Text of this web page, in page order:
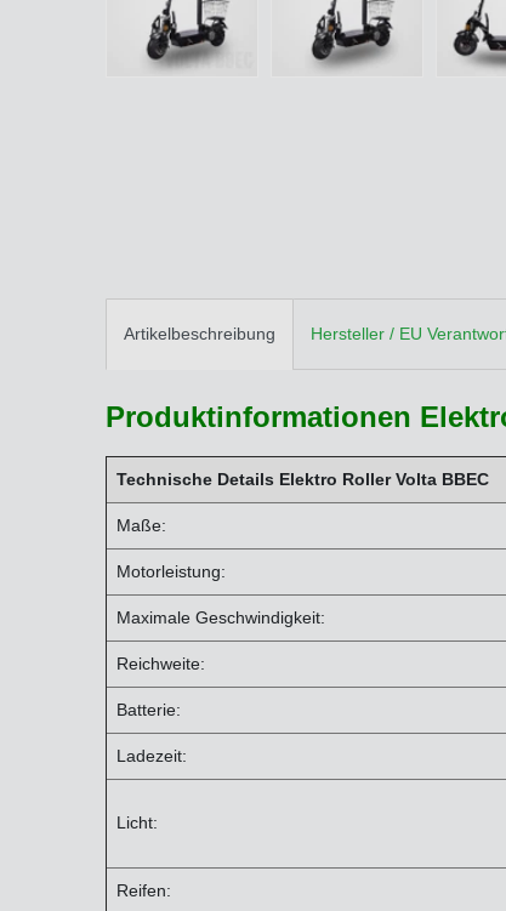
Artikelbeschreibung Hersteller / EU
Produktinformationen
Technische Details Elektro Roller Volta BBEC
Maße:
Motorleistung:
Maximale Geschwindigkeit:
Reichweite:
Batterie:
Ladezeit:
Licht:
Reifen: